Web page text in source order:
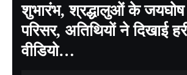
शुभारंभ, श्रद्धालुओं के
परिसर, अतिथियों ने दिखाई
वीडियो…